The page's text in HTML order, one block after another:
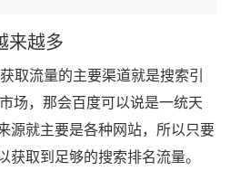
来越多
流量的主要渠道就是搜索引
场，那会百度可以说是一统天
源就主要是各种网站，所以只要
取到足够的搜索排名流量。